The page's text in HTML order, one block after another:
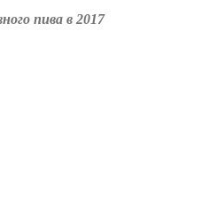
пива в 2017